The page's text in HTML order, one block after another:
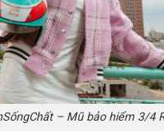
– Mũ bảo hiểm 3/4